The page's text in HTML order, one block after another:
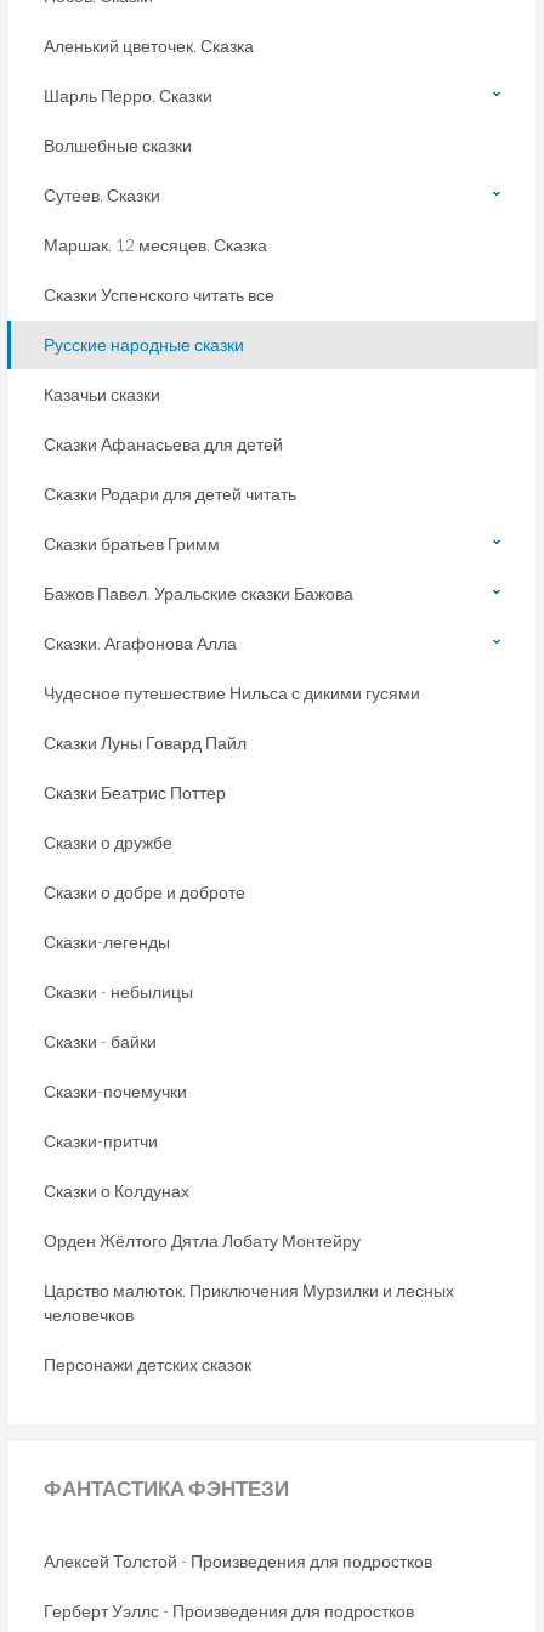
Аленький цветочек. Сказка
Шарль Перро. Сказки
Волшебные сказки
Сутеев. Сказки
Маршак. 12 месяцев. Сказка
Сказки Успенского читать все
Русские народные сказки
Казачьи сказки
Сказки Афанасьева для детей
Сказки Родари для детей читать
Сказки братьев Гримм
Бажов Павел. Уральские сказки Бажова
Сказки. Агафонова Алла
Чудесное путешествие Нильса с дикими гусями
Сказки Луны Говард Пайл
Сказки Беатрис Поттер
Сказки о дружбе
Сказки о добре и доброте
Сказки-легенды
Сказки - небылицы
Сказки - байки
Сказки-почемучки
Сказки-притчи
Сказки о Колдунах
Орден Жёлтого Дятла Лобату Монтейру
Царство малюток. Приключения Мурзилки и лесных
человечков
Персонажи детских сказок
ФАНТАСТИКАФЭНТЕЗИ
Алексей Толстой - Произведения для подростков
Герберт Уэллс - Произведения для подростков